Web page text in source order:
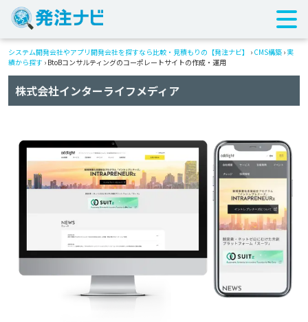
システム開発会社やアプリ開発会社を探すなら比較・見積もりの【発注ナビ】 › CMS構築 › 実
績から探す › BtoBコンサルティングのコーポレートサイトの作成・運用
株式会社インターライフメディア